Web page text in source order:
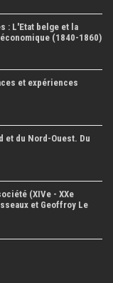
: L'Etat belge et la
(1840-1860)
et expériences
et du Nord-Ouest. Du
(XIVe - XXe
et Geoffroy Le